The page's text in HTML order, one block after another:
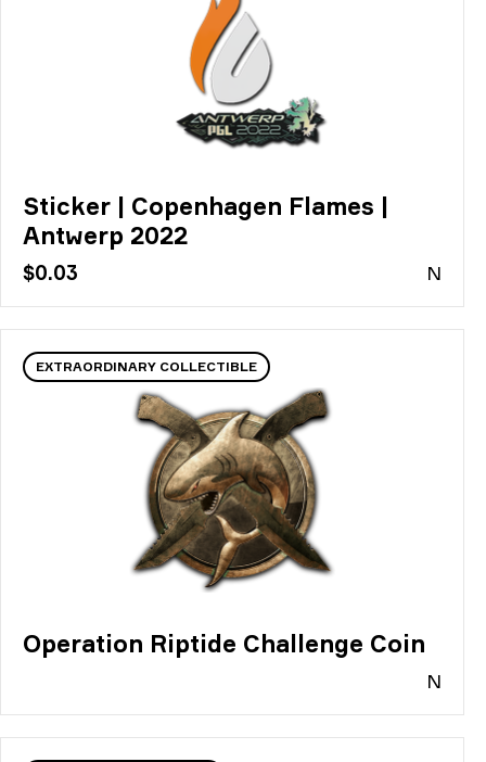
Sticker | Copenhagen Flames |
Antwerp 2022
$0.03 N
EXTRAORDINARY COLLECTIBLE
Operation Riptide Challenge Coin
N